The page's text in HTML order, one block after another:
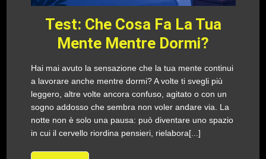
Test: Che Cosa Fa La Tua
Mente Mentre Dormi?
Hai mai avuto la sensazione che la tua mente continui
a lavorare anche mentre dormi? A volte ti svegli più
leggero, altre volte ancora confuso, agitato o con un
sogno addosso che sembra non voler andare via. La
notte non è solo una pausa: può diventare uno spazio
in cui il cervello riordina pensieri, rielabora[...]